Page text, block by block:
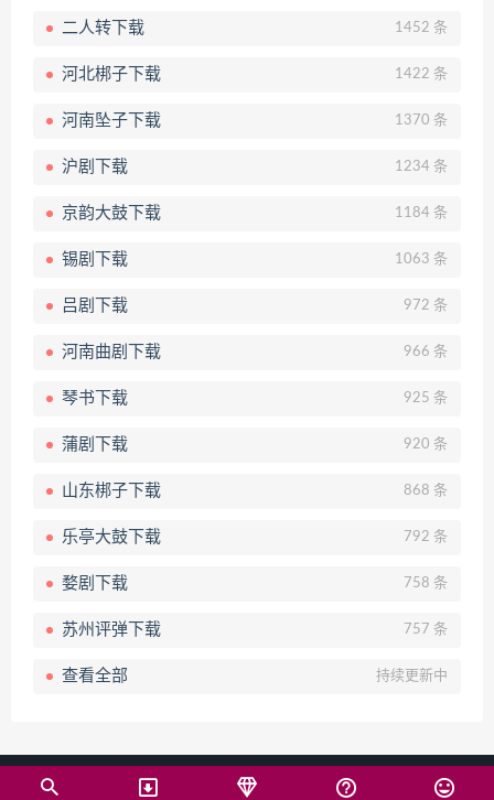
二人转下载 1452 条
河北梆子下载 1422 条
河南坠子下载 1370 条
沪剧下载 1234 条
京韵大鼓下载 1184 条
锡剧下载 1063 条
吕剧下载 972 条
河南曲剧下载 966 条
琴书下载 925 条
蒲剧下载 920 条
山东梆子下载 868 条
乐亭大鼓下载 792 条
婺剧下载 758 条
苏州评弹下载 757 条
查看全部 持续更新中
© 2024 戏曲下载吧（WWW.XQXZB.COM）